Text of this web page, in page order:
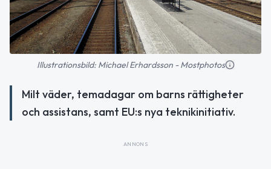
Illustrationsbild: Michael Erhardsson - Mostphotos
Milt väder, temadagar om barns rättigheter
och assistans, samt EU:s nya teknikinitiativ.
ANNONS